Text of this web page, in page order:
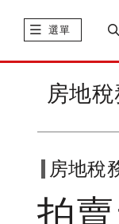
選單
房地稅
孩未成年，
房地稅
拍